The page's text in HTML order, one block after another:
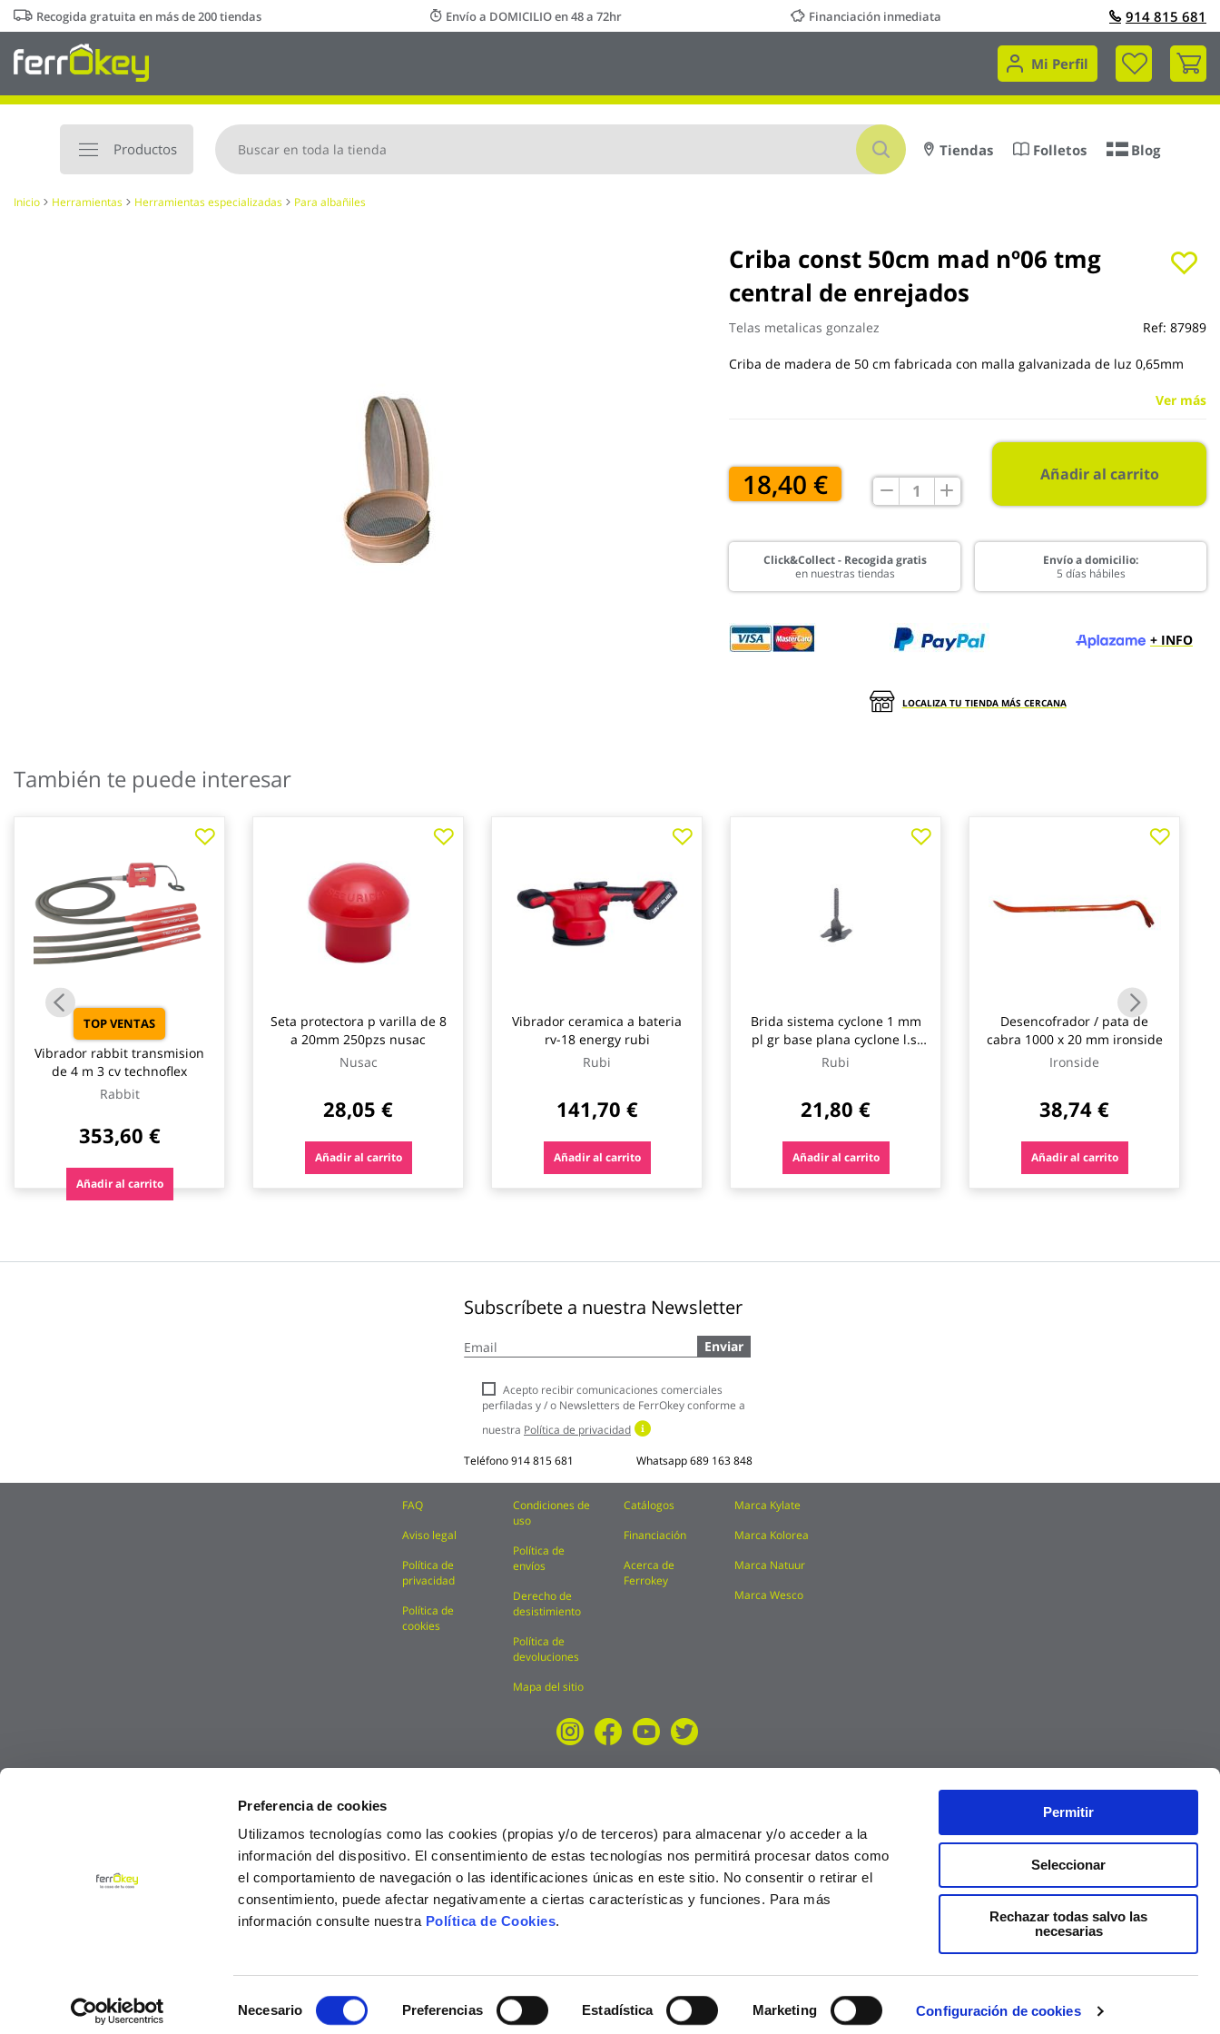
Preferencia de cookies
Utilizamos tecnologías como las cookies (propias y/o de terceros) para almacenar y/o acceder a la
información del dispositivo. El consentimiento de estas tecnologías nos permitirá procesar datos como
el comportamiento de navegación o las identificaciones únicas en este sitio. No consentir o retirar el
consentimiento, puede afectar negativamente a ciertas características y funciones. Para más
información consulte nuestra Política de Cookies.
Necesario Preferencias Estadística Marketing Configuración de cookies
Permitir
Seleccionar
Rechazar todas salvo las
necesarias
Ir
al
contenido
Recogida gratuita en más de 200 tiendas Envío a DOMICILIO en 48 a 72hr Financiación inmediata 914 815 681
Mi Perfil
Mi
Productos
Buscar
Tiendas Folletos Blog
Inicio Herramientas Herramientas especializadas Para albañiles
Criba const 50cm mad nº06 tmg
central de enrejados
Telas metalicas gonzalez Ref: 87989
Criba de madera de 50 cm fabricada con malla galvanizada de luz 0,65mm
Ver más
18,40 € Añadir al carrito
Click&Collect - Recogida gratis
en nuestras tiendas
Envío a domicilio:
5 días hábiles
+ INFO
LOCALIZA TU TIENDA MÁS CERCANA
comienzo
de
También te puede interesar
TOP VENTAS
Vibrador rabbit transmision
de 4 m 3 cv technoflex
Rabbit
353,60 €
Añadir al carrito
Seta protectora p varilla de 8
a 20mm 250pzs nusac
Nusac
28,05 €
Añadir al carrito
Vibrador ceramica a bateria
rv-18 energy rubi
Rubi
141,70 €
Añadir al carrito
Brida sistema cyclone 1 mm
pl gr base plana cyclone l.s.
(b-30 rubi
Rubi
21,80 €
Añadir al carrito
Desencofrador / pata de
cabra 1000 x 20 mm ironside
Ironside
38,74 €
Añadir al carrito
Subscríbete a nuestra Newsletter
a
boletín
noticias:
Enviar
Acepto recibir comunicaciones comerciales
perfiladas y / o Newsletters de FerrOkey conforme a
nuestra Política de privacidad
Teléfono914 815 681 Whatsapp689 163 848
FAQ
Aviso legal
Política de
privacidad
Política de
cookies
Condiciones de
uso
Política de
envíos
Derecho de
desistimiento
Política de
devoluciones
Mapa del sitio
Catálogos
Financiación
Acerca de
Ferrokey
Marca Kylate
Marca Kolorea
Marca Natuur
Marca Wesco
© Ferrokey todos los derechos reservados 2025 Precios válidos solo en la web, no en tienda